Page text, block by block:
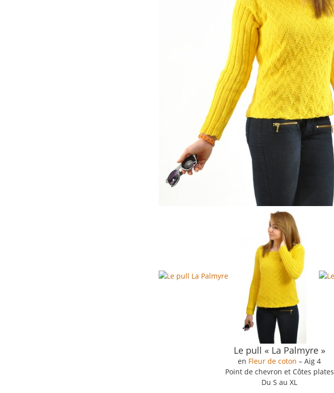
Le pull « La Palmyre »
en Fleur de coton – Aig 4
Point de chevron et Côtes plates
Du S au XL